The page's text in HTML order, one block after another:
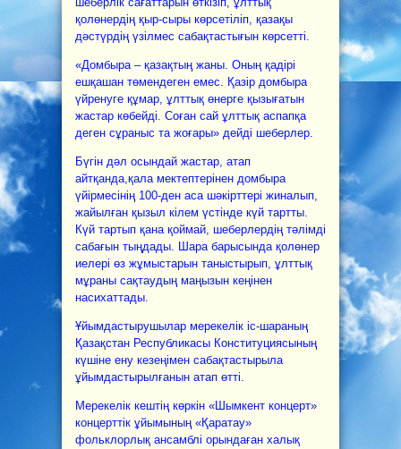
қолөнердің қыр-сыры көрсетіліп, қазақы
дәстүрдің үзілмес сабақтастығын көрсетті.
«Домбыра – қазақтың жаны. Оның қадірі
ешқашан төмендеген емес. Қазір домбыра
үйренуге құмар, ұлттық өнерге қызығатын
жастар көбейді. Соған сай ұлттық аспапқа
деген сұраныс та жоғары» дейді шеберлер.
Бүгін дәл осындай жастар, атап
айтқанда,қала мектептерінен домбыра
үйірмесінің 100-ден аса шәкірттері жиналып,
жайылған қызыл кілем үстінде күй тартты.
Күй тартып қана қоймай, шеберлердің тәлімді
сабағын тыңдады. Шара барысында қолөнер
иелері өз жұмыстарын таныстырып, ұлттық
мұраны сақтаудың маңызын кеңінен
насихаттады.
Ұйымдастырушылар мерекелік іс-шараның
Қазақстан Республикасы Конституциясының
күшіне ену кезеңімен сабақтастырыла
ұйымдастырылғанын атап өтті.
Мерекелік кештің көркін «Шымкент концерт»
концерттік ұйымының «Қаратау»
фольклорлық ансамблі орындаған халық